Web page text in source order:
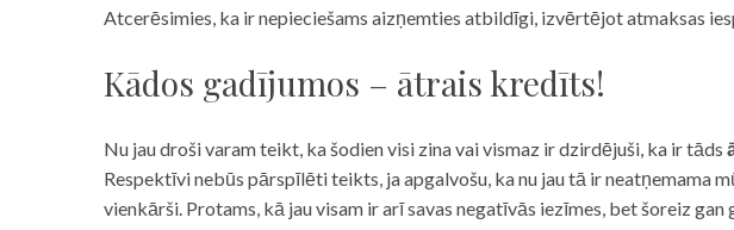
Atcerēsimies, ka ir nepieciešams aizņemties atbildīgi, izvērtējot atmaksas
Kādos gadījumos – ātrais kredīts!
Nu jau droši varam teikt, ka šodien visi zina vai vismaz ir dzirdējuši, ka ir tāds
Respektīvi nebūs pārspīlēti teikts, ja apgalvošu, ka nu jau tā ir neatņemama
vienkārši. Protams, kā jau visam ir arī savas negatīvās iezīmes, bet šoreiz